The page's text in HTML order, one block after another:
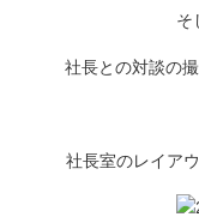
そ
社長との対談の
社長室のレイア